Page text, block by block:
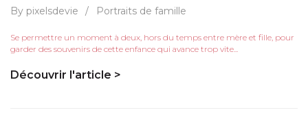
By pixelsdevie / Portraits de famille
Se permettre un moment à deux, hors du temps entre mère et fille, pour
garder des souvenirs de cette enfance qui avance trop vite...
Découvrir l'article >